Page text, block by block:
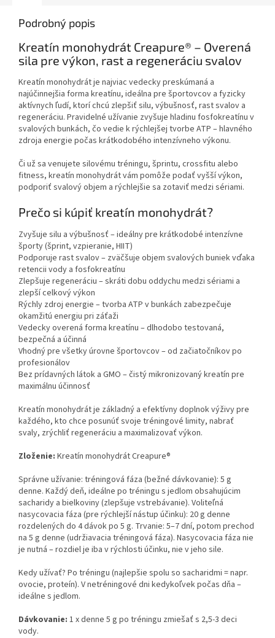
Podrobný popis
Kreatín monohydrát Creapure® – Overená
sila pre výkon, rast a regeneráciu svalov
Kreatín monohydrát je najviac vedecky preskúmaná a
najúčinnejšia forma kreatínu, ideálna pre športovcov a fyzicky
aktívnych ľudí, ktorí chcú zlepšiť silu, výbušnosť, rast svalov a
regeneráciu. Pravidelné užívanie zvyšuje hladinu fosfokreatínu v
svalových bunkách, čo vedie k rýchlejšej tvorbe ATP – hlavného
zdroja energie počas krátkodobého intenzívneho výkonu.
Či už sa venujete silovému tréningu, šprintu, crossfitu alebo
fitness, kreatín monohydrát vám pomôže podať vyšší výkon,
podporiť svalový objem a rýchlejšie sa zotaviť medzi sériami.
Prečo si kúpiť kreatín monohydrát?
Zvyšuje silu a výbušnosť – ideálny pre krátkodobé intenzívne
športy (šprint, vzpieranie, HIIT)
Podporuje rast svalov – zväčšuje objem svalových buniek vďaka
retencii vody a fosfokreatínu
Zlepšuje regeneráciu – skráti dobu oddychu medzi sériami a
zlepší celkový výkon
Rýchly zdroj energie – tvorba ATP v bunkách zabezpečuje
okamžitú energiu pri záťaži
Vedecky overená forma kreatínu – dlhodobo testovaná,
bezpečná a účinná
Vhodný pre všetky úrovne športovcov – od začiatočníkov po
profesionálov
Bez prídavných látok a GMO – čistý mikronizovaný kreatín pre
maximálnu účinnosť
Kreatín monohydrát je základný a efektívny doplnok výživy pre
každého, kto chce posunúť svoje tréningové limity, nabrať
svaly, zrýchliť regeneráciu a maximalizovať výkon.
Zloženie: Kreatín monohydrát Creapure®
Správne užívanie: tréningová fáza (bežné dávkovanie): 5 g
denne. Každý deň, ideálne po tréningu s jedlom obsahujúcim
sacharidy a bielkoviny (zlepšuje vstrebávanie). Voliteľná
nasycovacia fáza (pre rýchlejší nástup účinku): 20 g denne
rozdelených do 4 dávok po 5 g. Trvanie: 5–7 dní, potom prechod
na 5 g denne (udržiavacia tréningová fáza). Nasycovacia fáza nie
je nutná – rozdiel je iba v rýchlosti účinku, nie v jeho sile.
Kedy užívať? Po tréningu (najlepšie spolu so sacharidmi = napr.
ovocie, proteín). V netréningové dni kedykoľvek počas dňa –
ideálne s jedlom.
Dávkovanie: 1 x denne 5 g po tréningu zmiešať s 2,5-3 deci
vody.